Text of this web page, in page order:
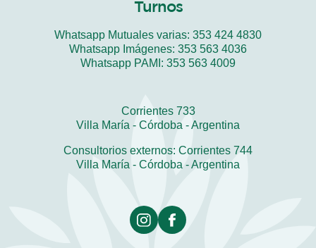
Turnos
Whatsapp Mutuales varias: 353 424 4830
Whatsapp Imágenes: 353 563 4036
Whatsapp PAMI: 353 563 4009
Corrientes 733
Villa María - Córdoba - Argentina
Consultorios externos: Corrientes 744
Villa María - Córdoba - Argentina